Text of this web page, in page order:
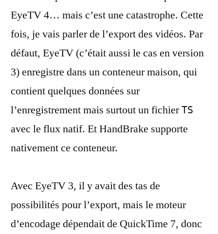
d’EyeTV
EyeTV 4… mais c’est une catastrophe. Cette
fois, je vais parler de l’export des vidéos. Par
défaut, EyeTV (c’était aussi le cas en version
3) enregistre dans un conteneur maison, qui
contient quelques données sur
l’enregistrement mais surtout un fichierTS
avec le flux natif. Et HandBrake supporte
nativement ce conteneur.
Avec EyeTV 3, il y avait des tas de
possibilités pour l’export, mais le moteur
d’encodage dépendait de QuickTime 7, donc